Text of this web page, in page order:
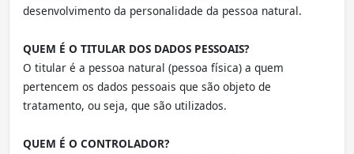
desenvolvimento da personalidade da pessoa natural.
QUEM É O TITULAR DOS DADOS PESSOAIS?
O titular é a pessoa natural (pessoa física) a quem
pertencem os dados pessoais que são objeto de
tratamento, ou seja, que são utilizados.
QUEM É O CONTROLADOR?